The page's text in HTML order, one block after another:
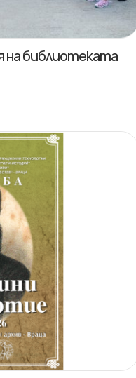
библиотеката